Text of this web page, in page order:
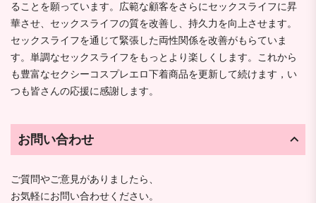
ることを願っています。広範な顧客をさらにセックスライフに昇
華させ、セックスライフの質を改善し、持久力を向上させます。
セックスライフを通じて緊張した両性関係を改善がもらていま
す。単調なセックスライフをもっとより楽しくします。これから
も豊富なセクシーコスプレエロ下着商品を更新して続けます，い
つも皆さんの応援に感謝します。
お問い合わせ
ご質問やご意見がありましたら、
お気軽にお問い合わせください。